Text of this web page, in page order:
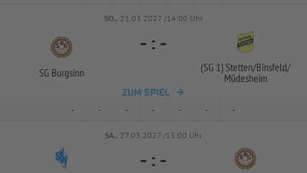
SO.. 21.03.2027 /14:00 Uhr
SG Burgsinn
- : -
(SG 1) Stetten/Binsfeld/
Müdesheim
ZUM SPIEL
- - - - - - -
SA.. 27.03.2027 /15:00 Uhr
- : -